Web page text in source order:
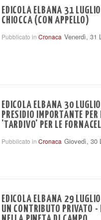
EDICOLA ELBANA 31
CHIOCCA (CON APPELLO)
Pubblicato in Cronaca Venerdì, 31
EDICOLA ELBANA 30
PRESIDIO IMPORTANTE
'TARDIVO' PER LE
Pubblicato in Cronaca Giovedì, 30
EDICOLA ELBANA 29
UN CONTRIBUTO PRIVATO